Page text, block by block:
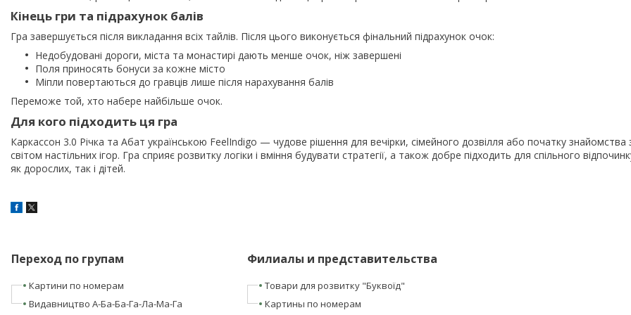
Кінець гри та підрахунок балів
Гра завершується після викладання всіх тайлів. Після цього виконується фінальний підрахунок очок:
Недобудовані дороги, міста та монастирі дають менше очок, ніж завершені
Поля приносять бонуси за кожне місто
Міпли повертаються до гравців лише після нарахування балів
Переможе той, хто набере найбільше очок.
Для кого підходить ця гра
Каркассон 3.0 Річка та Абат українською FeelIndigo — чудове рішення для вечірки, сімейного дозвілля або початку знайомства
світом настільних ігор. Гра сприяє розвитку логіки і вміння будувати стратегії, а також добре підходить для спільного
як дорослих, так і дітей.
Переход по групам
Картини по номерам
Видавництво А-Ба-Ба-Га-Ла-Ма-Га
Филиалы и представительства
Товари для розвитку "Буквоїд"
Картины по номерам